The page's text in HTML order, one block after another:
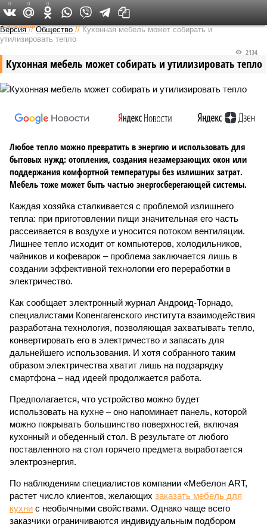
Федеральный выпуск
Версия //Общество //Кухонная мебель может собирать и
утилизировать тепло
Кухонная мебель может собирать и утилизировать тепло
2134
Любое тепло можно превратить в энергию и использовать для
бытовых нужд: отопления, создания незамерзающих окон или
поддержания комфортной температуры без излишних затрат.
Мебель тоже может быть частью энергосберегающей системы.
Каждая хозяйка сталкивается с проблемой излишнего
тепла: при приготовлении пищи значительная его часть
рассеивается в воздухе и уносится потоком вентиляции.
Лишнее тепло исходит от компьютеров, холодильников,
чайников и кофеварок – проблема заключается лишь в
создании эффективной технологии его переработки в
электричество.
Как сообщает электронный журнал Андроид-Торнадо,
специалистами Копенгагенского института взаимодействия
разработана технология, позволяющая захватывать тепло,
конвертировать его в электричество и запасать для
дальнейшего использования. И хотя собранного таким
образом электричества хватит лишь на подзарядку
смартфона – над идеей продолжается работа.
Предполагается, что устройство можно будет
использовать на кухне – оно напоминает панель, которой
можно покрывать большинство поверхностей, включая
кухонный и обеденный стол. В результате от любого
поставленного на стол горячего предмета выработается
электроэнергия.
По наблюдениям специалистов компании «Мебелон ART,
растет число клиентов, желающих заказать мебель для
кухни с необычными свойствами. Однако чаще всего
заказчики ограничиваются индивидуальным подбором
0 0 0